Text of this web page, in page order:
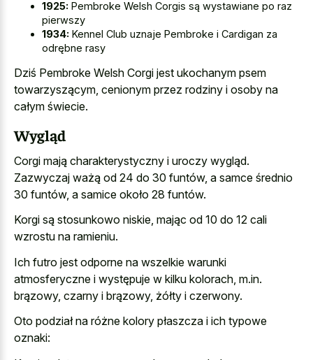
1925: Pembroke Welsh Corgis są wystawiane po raz
pierwszy
1934: Kennel Club uznaje Pembroke i Cardigan za
odrębne rasy
Dziś Pembroke Welsh Corgi jest ukochanym psem
towarzyszącym, cenionym przez rodziny i osoby na
całym świecie.
Wygląd
Corgi mają charakterystyczny i uroczy wygląd.
Zazwyczaj ważą od 24 do 30 funtów, a samce średnio
30 funtów, a samice około 28 funtów.
Korgi są stosunkowo niskie, mając od 10 do 12 cali
wzrostu na ramieniu.
Ich futro jest odporne na wszelkie warunki
atmosferyczne i występuje w kilku kolorach, m.in.
brązowy, czarny i brązowy, żółty i czerwony.
Oto podział na różne kolory płaszcza i ich typowe
oznaki: